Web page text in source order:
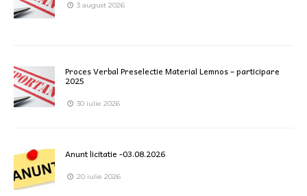
3 august 2026
Proces Verbal Preselectie Material Lemnos – participare
2025
30 iulie 2026
Anunt licitatie -03.08.2026
20 iulie 2026